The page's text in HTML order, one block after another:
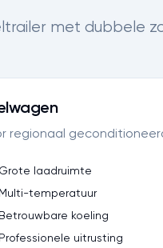
met dubbele
regionaal
Grote laadruimte
Multi-temperatuur
Betrouwbare koeling
Professionele uitrusting